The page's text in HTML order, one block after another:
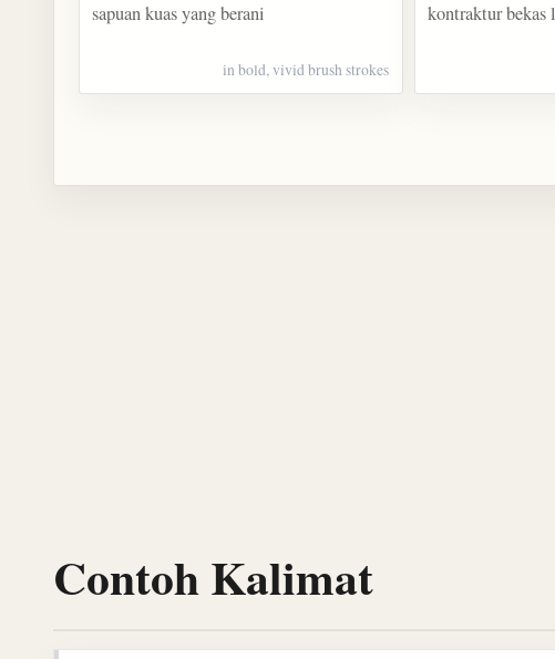
sapuan kuas yang berani
in bold, vivid brush strokes
kontraktur bekas
Contoh Kalimat